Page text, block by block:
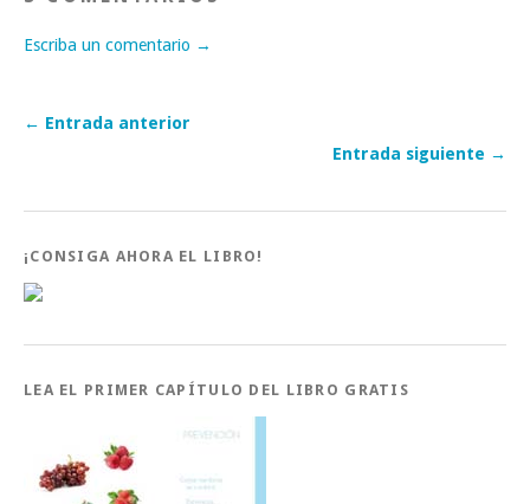
Escriba un comentario →
← Entrada anterior
Entrada siguiente →
¡CONSIGA AHORA EL LIBRO!
LEA EL PRIMER CAPÍTULO DEL LIBRO GRATIS